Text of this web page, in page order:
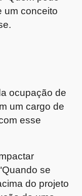
um conceito
ocupação de
um cargo de
esse
se
do projeto